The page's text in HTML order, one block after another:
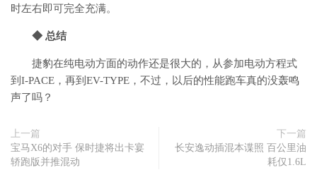
时左右即可完全充满。
◆ 总结
捷豹在纯电动方面的动作还是很大的，从参加电动方程式
到I-PACE，再到EV-TYPE，不过，以后的性能跑车真的没轰鸣
声了吗？
上一篇
宝马X6的对手 保时捷将出卡宴
轿跑版并推混动
下一篇
长安逸动插混本谍照 百公里油
耗仅1.6L